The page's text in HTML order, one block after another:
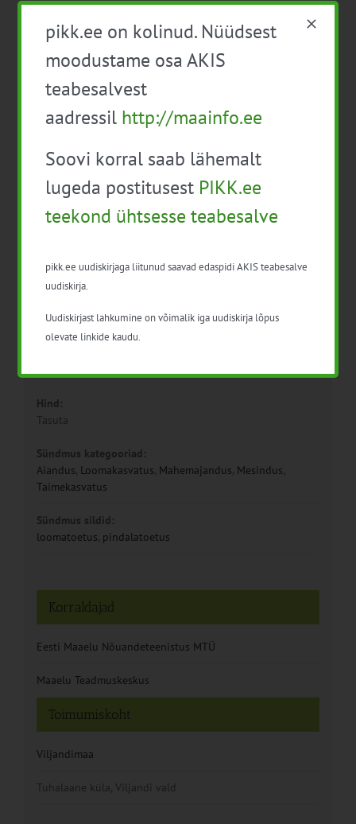
Tootjate pindala- ja
loomatoetuste infopäev
2025 Ida-Virumaa ja
Lääne-Virumaa
loomatoetuste infopäev
Detailid
17. apr. 2025
Hind:
Tasuta
Sündmus kategooriad:
Aiandus, Loomakasvatus, Mahemajandus, Mesindus,
Taimekasvatus
Sündmus sildid:
loomatoetus, pindalatoetus
Toimumiskoht
Viljandimaa
Tuhalaane küla, Viljandi vald
Korraldajad
Eesti Maaelu Nõuandeteenistus MTÜ
Maaelu Teadmuskeskus
pikk.ee on kolinud. Nüüdsest
moodustame osa AKIS
teabesalvest
aadressil http://maainfo.ee
Soovi korral saab lähemalt
lugeda postitusest PIKK.ee
teekond ühtsesse teabesalve
pikk.ee uudiskirjaga liitunud saavad edaspidi AKIS teabesalve
uudiskirja.
Uudiskirjast lahkumine on võimalik iga uudiskirja lõpus
olevate linkide kaudu.